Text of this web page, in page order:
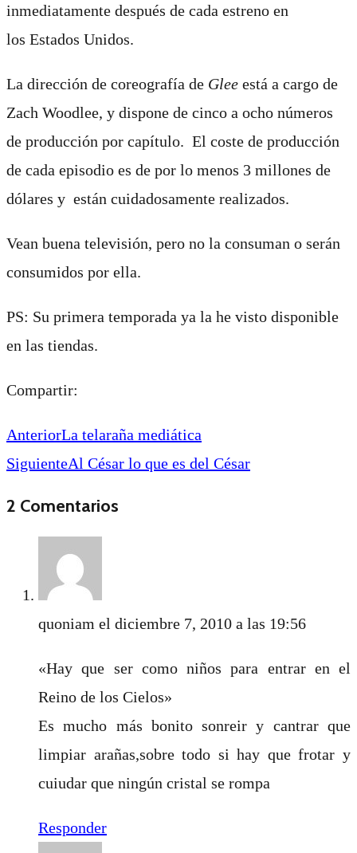
inmediatamente después de cada estreno en
los Estados Unidos.
La dirección de coreografía de Glee está a cargo de
Zach Woodlee, y dispone de cinco a ocho números
de producción por capítulo. El coste de producción
de cada episodio es de por lo menos 3 millones de
dólares y están cuidadosamente realizados.
Vean buena televisión, pero no la consuman o serán
consumidos por ella.
PS: Su primera temporada ya la he visto disponible
en las tiendas.
Compartir:
AnteriorLa telaraña mediática
SiguienteAl César lo que es del César
2 Comentarios
quoniam el diciembre 7, 2010 a las 19:56
«Hay que ser como niños para entrar en el
Reino de los Cielos»
Es mucho más bonito sonreir y cantrar que
limpiar arañas,sobre todo si hay que frotar y
cuiudar que ningún cristal se rompa
Responder